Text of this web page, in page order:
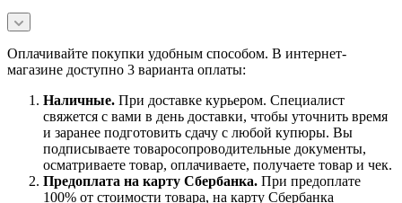
Оплачивайте покупки удобным способом. В интернет-
магазине доступно 3 варианта оплаты:
Наличные. При доставке курьером. Специалист
свяжется с вами в день доставки, чтобы уточнить время
и заранее подготовить сдачу с любой купюры. Вы
подписываете товаросопроводительные документы,
осматриваете товар, оплачиваете, получаете товар и чек.
Предоплата на карту Сбербанка. При предоплате
100% от стоимости товара, на карту Сбербанка